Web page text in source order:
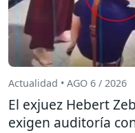
Actualidad • AGO 6 / 2026
El exjuez Hebert
exigen auditoría